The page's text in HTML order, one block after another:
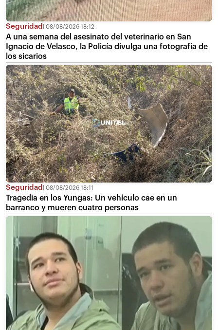
Seguridad 08/08/2026 18:12
A una semana del asesinato del veterinario en San
Ignacio de Velasco, la Policía divulga una fotografía de
los sicarios
Seguridad 08/08/2026 18:11
Tragedia en los Yungas: Un vehículo cae en un
barranco y mueren cuatro personas